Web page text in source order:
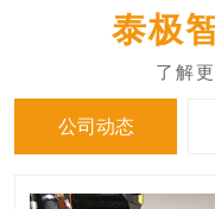
公司动态